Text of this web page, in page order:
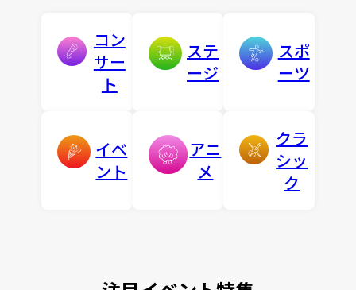
コン
サー
ト
ステ
ージ
スポ
ーツ
イベ
ント
アニ
メ
クラ
シッ
ク